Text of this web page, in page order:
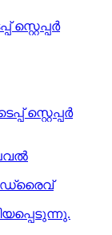
സ്റ്റെപ്പർ
ഡ്രൈവ്